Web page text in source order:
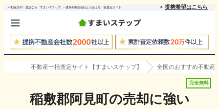
不動産売却・査定なら「すまいステップ」- 優良不動産会社と出会える一括査定サイト 提携希望はこちら
不動産一括査定サイト【すまいステップ】 全国のおすすめ不動産
完全無料
稲敷郡阿見町の売却に強い